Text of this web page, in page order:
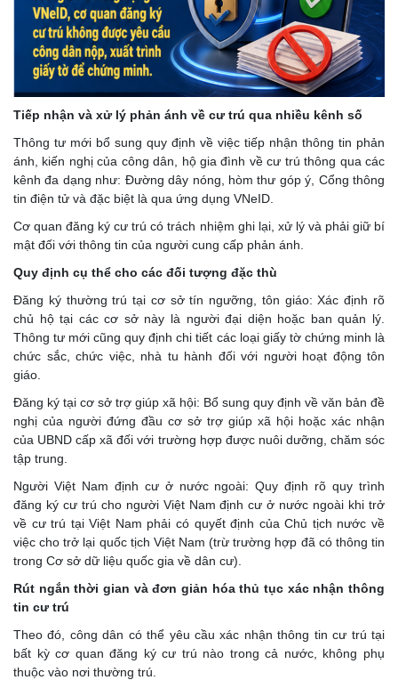
Tiếp nhận và xử lý phản ánh về cư trú qua nhiều kênh số
Thông tư mới bổ sung quy định về việc tiếp nhận thông tin phản
ánh, kiến nghị của công dân, hộ gia đình về cư trú thông qua các
kênh đa dạng như: Đường dây nóng, hòm thư góp ý, Cổng thông
tin điện tử và đặc biệt là qua ứng dụng VNeID.
Cơ quan đăng ký cư trú có trách nhiệm ghi lại, xử lý và phải giữ bí
mật đối với thông tin của người cung cấp phản ánh.
Quy định cụ thể cho các đối tượng đặc thù
Đăng ký thường trú tại cơ sở tín ngưỡng, tôn giáo: Xác định rõ
chủ hộ tại các cơ sở này là người đại diện hoặc ban quản lý.
Thông tư mới cũng quy định chi tiết các loại giấy tờ chứng minh là
chức sắc, chức việc, nhà tu hành đối với người hoạt động tôn
giáo.
Đăng ký tại cơ sở trợ giúp xã hội: Bổ sung quy định về văn bản đề
nghị của người đứng đầu cơ sở trợ giúp xã hội hoặc xác nhận
của UBND cấp xã đối với trường hợp được nuôi dưỡng, chăm sóc
tập trung.
Người Việt Nam định cư ở nước ngoài: Quy định rõ quy trình
đăng ký cư trú cho người Việt Nam định cư ở nước ngoài khi trở
về cư trú tại Việt Nam phải có quyết định của Chủ tịch nước về
việc cho trở lại quốc tịch Việt Nam (trừ trường hợp đã có thông tin
trong Cơ sở dữ liệu quốc gia về dân cư).
Rút ngắn thời gian và đơn giản hóa thủ tục xác nhận thông
tin cư trú
Theo đó, công dân có thể yêu cầu xác nhận thông tin cư trú tại
bất kỳ cơ quan đăng ký cư trú nào trong cả nước, không phụ
thuộc vào nơi thường trú.